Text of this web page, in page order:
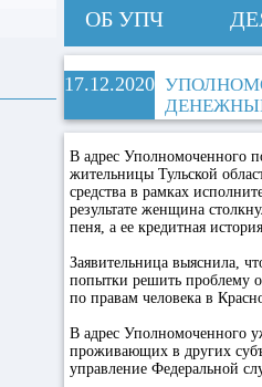
ОБ УПЧ
17.12.2020
В адрес Уполномоченного
жительницы Тульской
средства в рамках
результате женщина
пеня, а ее кредитная
Заявительница выяснила,
попытки решить проблему
по правам человека в
В адрес Уполномоченного
проживающих в других
управление Федеральной